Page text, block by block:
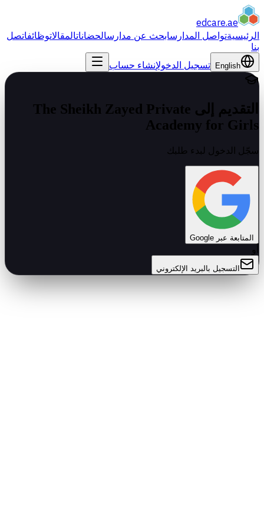
edcare.ae
الرئيسيةتواصل المدارسابحث عن مدارسالحضاناتالمقالاتوظائفاتصل
بنا
English تسجيل الدخولإنشاء حساب
التقديم إلى The Sheikh Zayed Private
Academy for Girls
سجّل الدخول لبدء طلبك
المتابعة عبر Google
أو
التسجيل بالبريد الإلكتروني